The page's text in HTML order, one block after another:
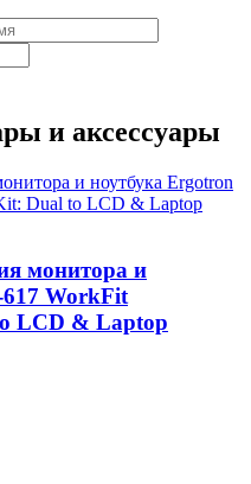
и аксессуары
монитора и
617 WorkFit
LCD & Laptop